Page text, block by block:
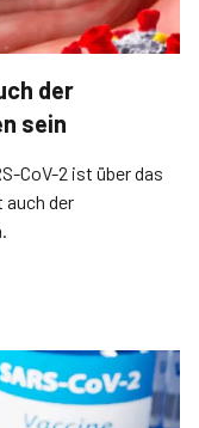
der
sein
CoV-2 ist über das
der